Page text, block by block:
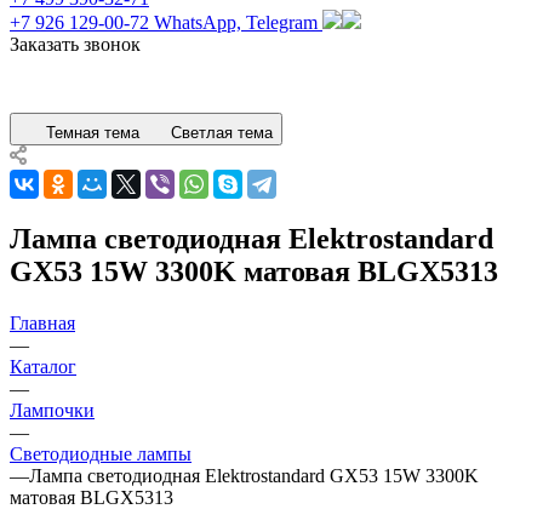
+7 926 129-00-72 WhatsApp, Telegram
Заказать звонок
Темная тема Светлая тема
Лампа светодиодная Elektrostandard
GX53 15W 3300K матовая BLGX5313
Главная
—
Каталог
—
Лампочки
—
Светодиодные лампы
—Лампа светодиодная Elektrostandard GX53 15W 3300K
матовая BLGX5313